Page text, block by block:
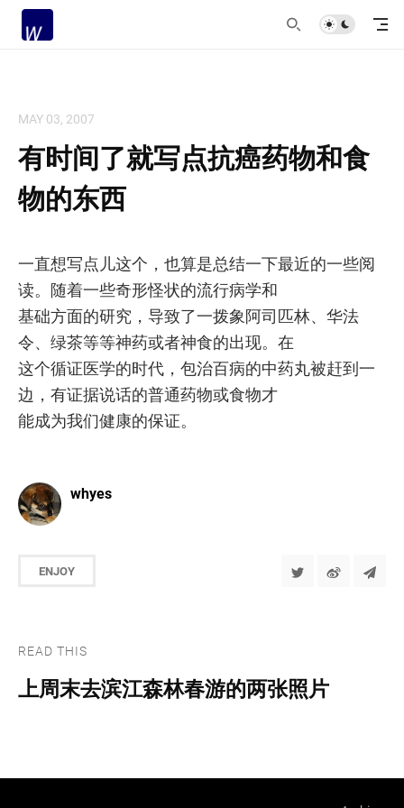
MAY 03, 2007
有时间了就写点抗癌药物和食
物的东西
一直想写点儿这个，也算是总结一下最近的一些阅
读。随着一些奇形怪状的流行病学和
基础方面的研究，导致了一拨象阿司匹林、华法
令、绿茶等等神药或者神食的出现。在
这个循证医学的时代，包治百病的中药丸被赶到一
边，有证据说话的普通药物或食物才
能成为我们健康的保证。
whyes
ENJOY
READ THIS
上周末去滨江森林春游的两张照片